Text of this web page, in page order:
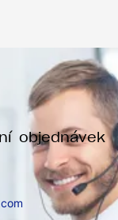
objednávek